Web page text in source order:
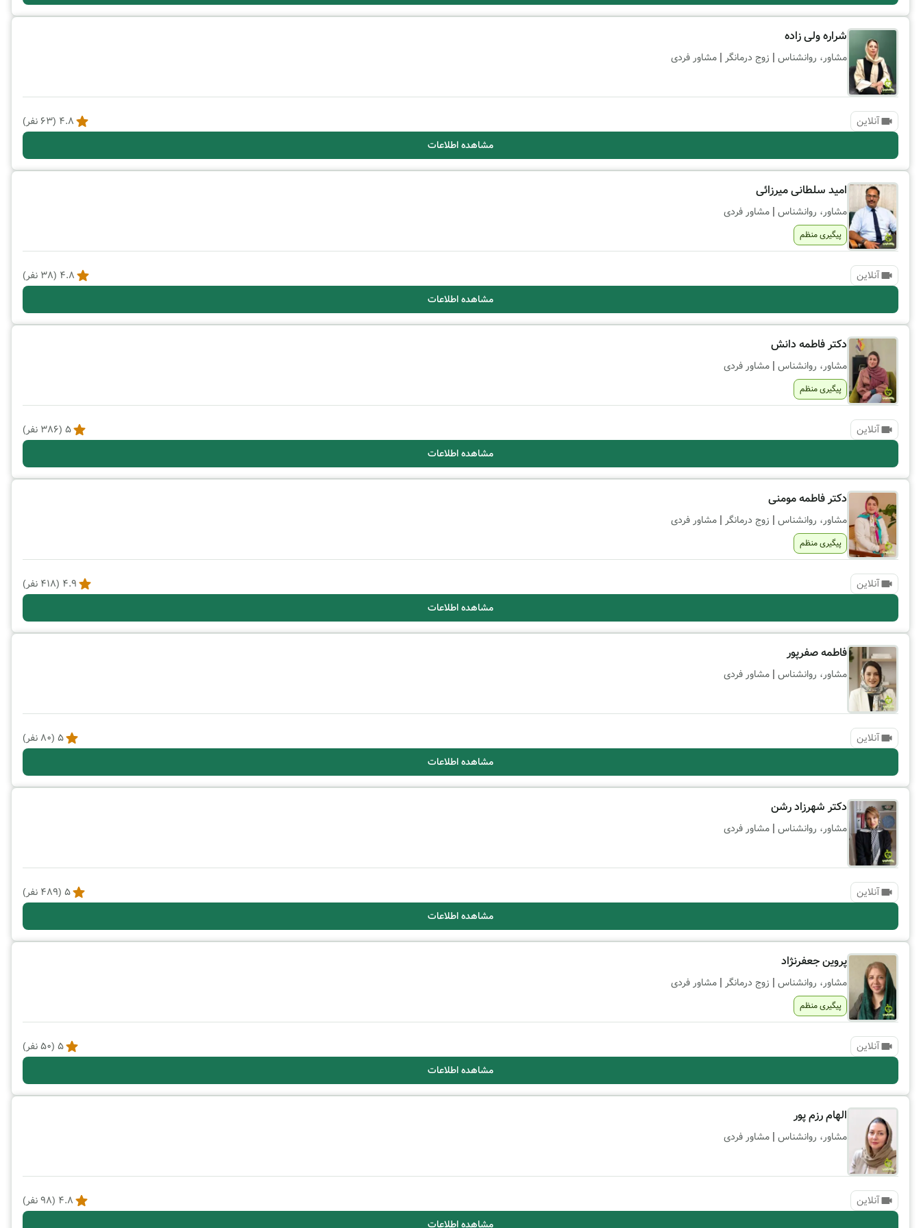
شراره ولی زاده
مشاور، روانشناس | زوج درمانگر | مشاور فردی
آنلاین 4.8
(
63 نفر)
مشاهده اطلاعات
امید سلطانی میرزائی
مشاور، روانشناس | مشاور فردی
پیگیری منظم
آنلاین 4.8
(
38 نفر)
مشاهده اطلاعات
دکتر فاطمه دانش
مشاور، روانشناس | مشاور فردی
پیگیری منظم
آنلاین 5
(
386 نفر)
مشاهده اطلاعات
دکتر فاطمه مومنی
مشاور، روانشناس | زوج درمانگر | مشاور فردی
پیگیری منظم
آنلاین 4.9
(
418 نفر)
مشاهده اطلاعات
فاطمه صفرپور
مشاور، روانشناس | مشاور فردی
آنلاین 5
(
80 نفر)
مشاهده اطلاعات
دکتر شهرزاد رشن
مشاور، روانشناس | مشاور فردی
آنلاین 5
(
489 نفر)
مشاهده اطلاعات
پروین جعفرنژاد
مشاور، روانشناس | زوج درمانگر | مشاور فردی
پیگیری منظم
آنلاین 5
(
50نفر)
مشاهده اطلاعات
الهام رزم پور
مشاور، روانشناس | مشاور فردی
آنلاین 4.8
(
98نفر)
مشاهده اطلاعات